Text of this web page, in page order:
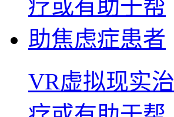
VR虚拟现实治